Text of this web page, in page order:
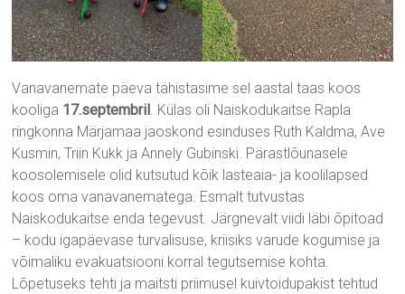
Vanavanemate päeva tähistasime sel aastal taas koos
kooliga 17.septembril. Külas oli Naiskodukaitse Rapla
ringkonna Märjamaa jaoskond esinduses Ruth Kaldma, Ave
Kusmin, Triin Kukk ja Annely Gubinski. Pärastlõunasele
koosolemisele olid kutsutud kõik lasteaia- ja koolilapsed
koos oma vanavanematega. Esmalt tutvustas
Naiskodukaitse enda tegevust. Järgnevalt viidi läbi õpitoad
– kodu igapäevase turvalisuse, kriisiks varude kogumise ja
võimaliku evakuatsiooni korral tegutsemise kohta.
Lõpetuseks tehti ja maitsti priimusel kuivtoidupakist tehtud